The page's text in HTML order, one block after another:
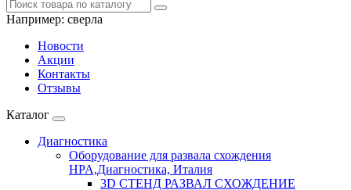
Например: сверла
Новости
Акции
Контакты
Отзывы
Каталог
Диагностика
Оборудование для развала схождения
HPA,Диагностика, Италия
3D СТЕНД РАЗВАЛ СХОЖДЕНИЕ